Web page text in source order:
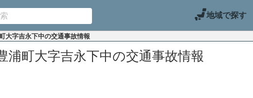
地域で探す
大字吉永下中の交通事故情報
浦町大字吉永下中の交通事故情報